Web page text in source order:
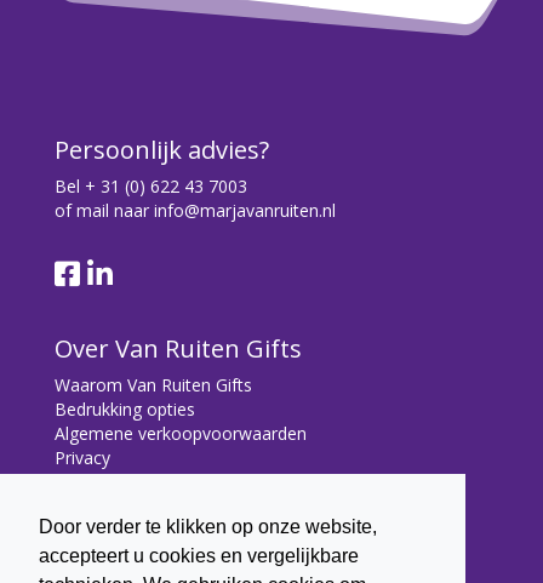
Door verder te klikken op onze website,
accepteert u cookies en vergelijkbare
Persoonlijk advies?
Bel + 31 (0) 622 43 7003
of mail naar info@marjavanruiten.nl
Over Van Ruiten Gifts
Waarom Van Ruiten Gifts
Bedrukking opties
Algemene verkoopvoorwaarden
Privacy
Contact
Contact